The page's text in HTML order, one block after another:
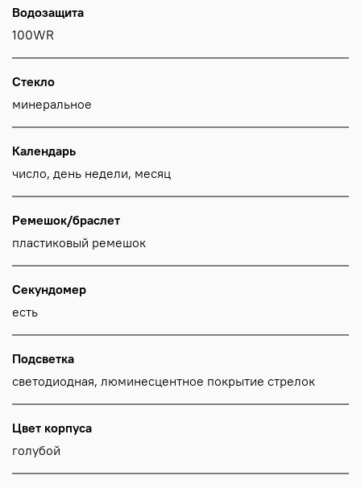
Водозащита
100WR
Стекло
минеральное
Календарь
число, день недели, месяц
Ремешок/браслет
пластиковый ремешок
Секундомер
есть
Подсветка
светодиодная, люминесцентное покрытие стрелок
Цвет корпуса
голубой